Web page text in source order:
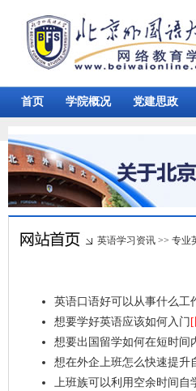
首页 学院概况 党建思政
英语学习资讯 >> 专业
英语口语好可以从事什么工
想要学好英语应该如何入门
想要出国留学如何在短时间
想在外企上班怎么快速提升
上班族可以利用空余时间自